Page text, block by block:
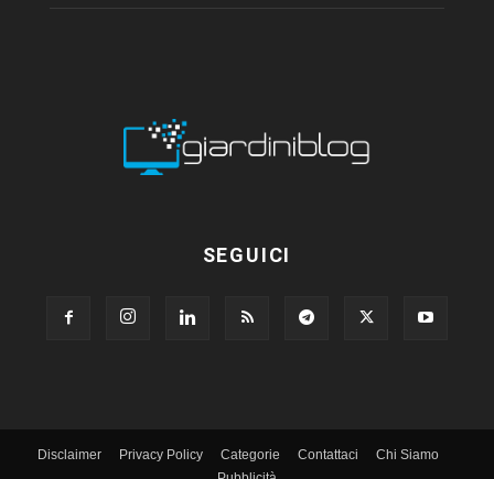
SEGUICI
Disclaimer Privacy Policy Categorie Contattaci
Chi Siamo